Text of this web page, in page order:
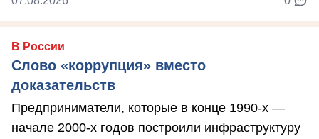
В России
Слово «коррупция» вместо
доказательств
Предприниматели, которые в конце 1990-х —
начале 2000-х годов построили инфраструктуру